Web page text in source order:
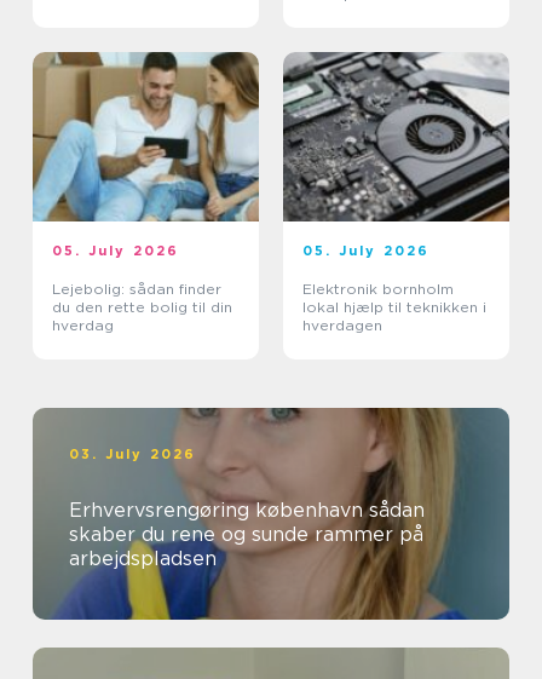
05. July 2026
Lejebolig: sådan finder
du den rette bolig til din
hverdag
05. July 2026
Elektronik bornholm
lokal hjælp til teknikken i
hverdagen
03. July 2026
Erhvervsrengøring københavn sådan
skaber du rene og sunde rammer på
arbejdspladsen